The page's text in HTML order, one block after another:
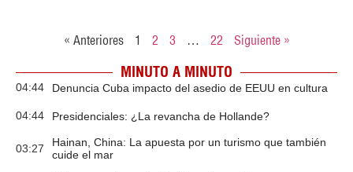
« Anteriores 1 2 3 … 22 Siguiente »
MINUTO A MINUTO
04:44 Denuncia Cuba impacto del asedio de EEUU en cultura
04:44 Presidenciales: ¿La revancha de Hollande?
03:27
Hainan, China: La apuesta por un turismo que también
cuide el mar